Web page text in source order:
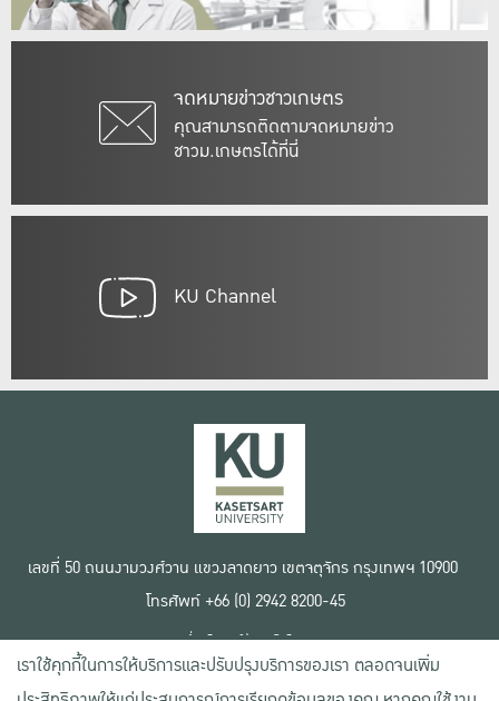
จดหมายข่าวชาวเกษตร
คุณสามารถติดตามจดหมายข่าว
ชาวม.เกษตรได้ที่นี่
KU Channel
เลขที่ 50 ถนนงามวงศ์วาน แขวงลาดยาว เขตจตุจักร กรุงเทพฯ 10900
โทรศัพท์ +66 (0) 2942 8200-45
เงื่อนไขการใช้งานเว็บไซต์
ข้อตกลงด้านสิทธิ์ใช้งาน
นโยบายความเป็นส่วนตัว
เราใช้คุกกี้ในการให้บริการและปรับปรุงบริการของเรา ตลอดจนเพิ่ม